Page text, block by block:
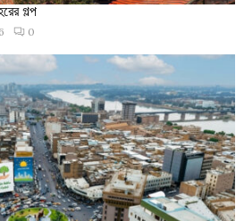
গল্প
0